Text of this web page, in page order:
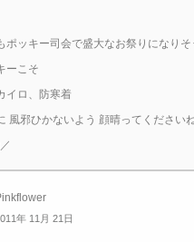
ポッキー司会で盛大なお祭りになりそ
ーこそ
イロ、防寒着
風邪ひかないよう 顔晴ってください
年 11月 21日